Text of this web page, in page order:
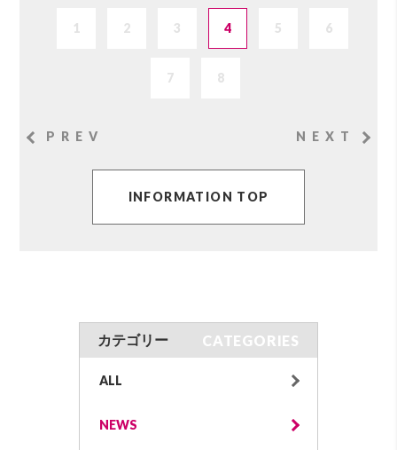
PREV
1 2 3 4 5 6
7 8
NEXT
INFORMATION TOP
カテゴリー CATEGORIES
ALL
NEWS